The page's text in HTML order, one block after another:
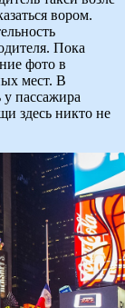
вором.
Пока
фото в
мест. В
у пассажира
здесь никто не